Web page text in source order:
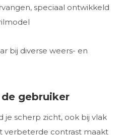
speciaal ontwikkeld
bij diverse weers- en
gebruiker
je scherp zicht, ook bij vlak
verbeterde contrast maakt